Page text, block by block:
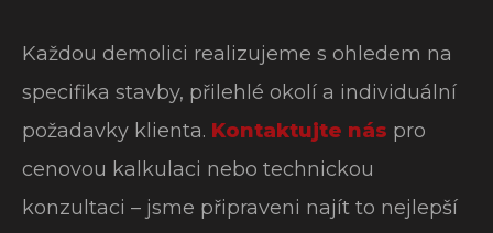
Každou demolici realizujeme s ohledem na
specifika stavby, přilehlé okolí a individuální
požadavky klienta. Kontaktujte nás pro
cenovou kalkulaci nebo technickou
konzultaci – jsme připraveni najít to nejlepší